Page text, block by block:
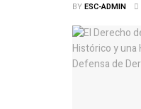
BYESC-ADMIN